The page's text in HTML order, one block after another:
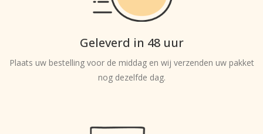
Geleverd in 48 uur
Plaats uw bestelling voor de middag en wij verzenden uw pakket
nog dezelfde dag.